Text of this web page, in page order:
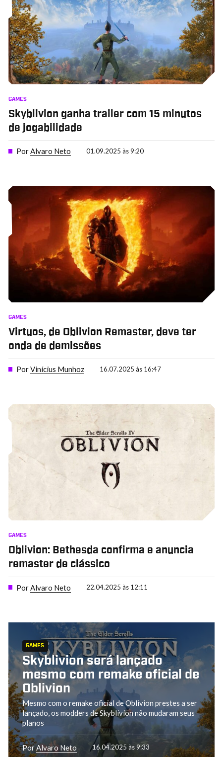
GAMES
Skyblivion ganha trailer com 15 minutos
de jogabilidade
PorAlvaro Neto 01.09.2025 às 9:20
GAMES
Virtuos, de Oblivion Remaster, deve ter
onda de demissões
PorVinícius Munhoz 16.07.2025 às 16:47
GAMES
Oblivion: Bethesda confirma e anuncia
remaster de clássico
Por Alvaro Neto 22.04.2025 às 12:11
GAMES
Skyblivion será lançado
mesmo com remake oficial de
Oblivion
Mesmo com o remake oficial de Oblivion prestes a ser
lançado, os modders de Skyblivion não mudaram seus
planos
PorAlvaro Neto 16.04.2025 às 9:33